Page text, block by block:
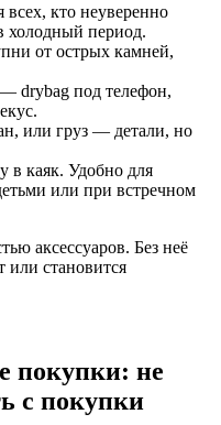
кто неуверенно
холодный период.
от острых камней,
— drybag под телефон,
или груз — детали, но
в каяк. Удобно для
или при встречном
аксессуаров. Без неё
или становится
покупки: не
с покупки